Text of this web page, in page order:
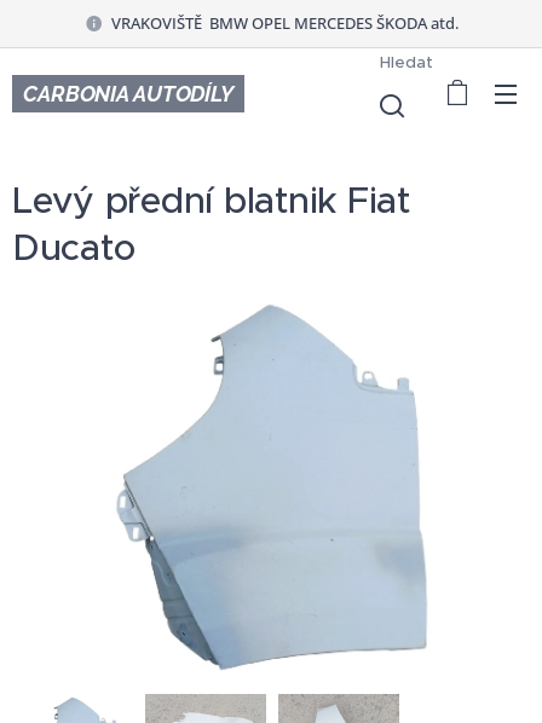
VRAKOVIŠTĚ BMW OPEL MERCEDES ŠKODA atd.
CARBONIA AUTODÍLY
Hledat
Levý přední blatnik Fiat
Ducato